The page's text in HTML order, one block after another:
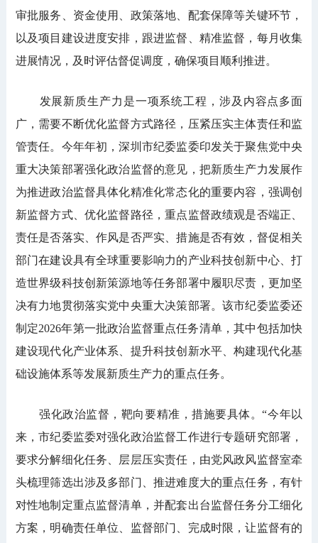
审批服务、资金使用、政策落地、配套保障等关键环节，
以及项目建设进度安排，跟进监督、精准监督，每月收集
进展情况，及时评估督促调度，确保项目顺利推进。
发展新质生产力是一项系统工程，涉及内容点多面
广，需要不断优化监督方式路径，压紧压实主体责任和监
管责任。今年年初，深圳市纪委监委印发关于聚焦党中央
重大决策部署强化政治监督的意见，把新质生产力发展作
为推进政治监督具体化精准化常态化的重要内容，强调创
新监督方式、优化监督路径，重点监督政绩观是否端正、
责任是否落实、作风是否严实、措施是否有效，督促相关
部门在建设具有全球重要影响力的产业科技创新中心、打
造世界级科技创新策源地等任务部署中履职尽责，更加坚
决有力地贯彻落实党中央重大决策部署。该市纪委监委还
制定2026年第一批政治监督重点任务清单，其中包括加快
建设现代化产业体系、提升科技创新水平、构建现代化基
础设施体系等发展新质生产力的重点任务。
强化政治监督，靶向要精准，措施要具体。“今年以
来，市纪委监委对强化政治监督工作进行专题研究部署，
要求分解细化任务、层层压实责任，由党风政风监督室牵
头梳理筛选出涉及多部门、推进难度大的重点任务，有针
对性地制定重点监督清单，并配套出台监督任务分工细化
方案，明确责任单位、监督部门、完成时限，让监督有的